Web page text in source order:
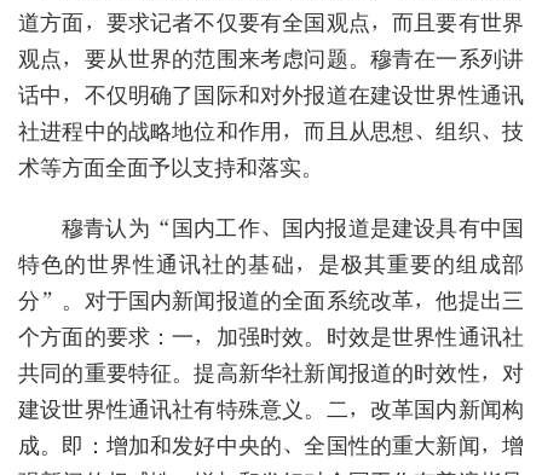
道方面，要求记者不仅要有全国观点，而且要有世界
观点，要从世界的范围来考虑问题。穆青在一系列讲
话中，不仅明确了国际和对外报道在建设世界性通讯
社进程中的战略地位和作用，而且从思想、组织、技
术等方面全面予以支持和落实。
穆青认为“国内工作、国内报道是建设具有中国
特色的世界性通讯社的基础，是极其重要的组成部
分”。对于国内新闻报道的全面系统改革，他提出三
个方面的要求：一，加强时效。时效是世界性通讯社
共同的重要特征。提高新华社新闻报道的时效性，对
建设世界性通讯社有特殊意义。二，改革国内新闻构
成。即：增加和发好中央的、全国性的重大新闻，增